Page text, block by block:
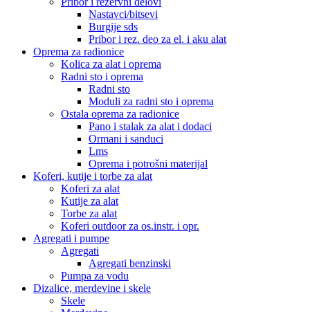
Nastavci/bitsevi
Burgije sds
Pribor i rez. deo za el. i aku alat
Oprema za radionice
Kolica za alat i oprema
Radni sto i oprema
Radni sto
Moduli za radni sto i oprema
Ostala oprema za radionice
Pano i stalak za alat i dodaci
Ormani i sanduci
Lms
Oprema i potrošni materijal
Koferi, kutije i torbe za alat
Koferi za alat
Kutije za alat
Torbe za alat
Koferi outdoor za os.instr. i opr.
Agregati i pumpe
Agregati
Agregati benzinski
Pumpa za vodu
Dizalice, merdevine i skele
Skele